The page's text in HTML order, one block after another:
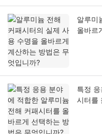
알루미
올바르
특정
시터를